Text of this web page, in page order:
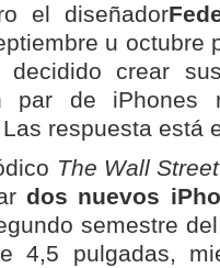
el diseñador
u octubre
crear
de iPhones
respuesta está
The Wall
dos nuevos
semestre
4,5 pulgadas,